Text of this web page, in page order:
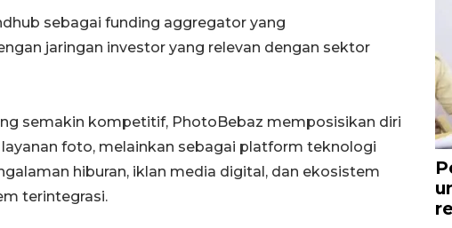
sebagai funding aggregator yang
jaringan investor yang relevan dengan sektor
semakin kompetitif, PhotoBebaz memposisikan diri
foto, melainkan sebagai platform teknologi
hiburan, iklan media digital, dan ekosistem
terintegrasi.